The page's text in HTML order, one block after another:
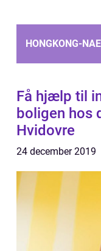
HONGKONG-
Få hjælp til
boligen hos
Hvidovre
24 december 2019